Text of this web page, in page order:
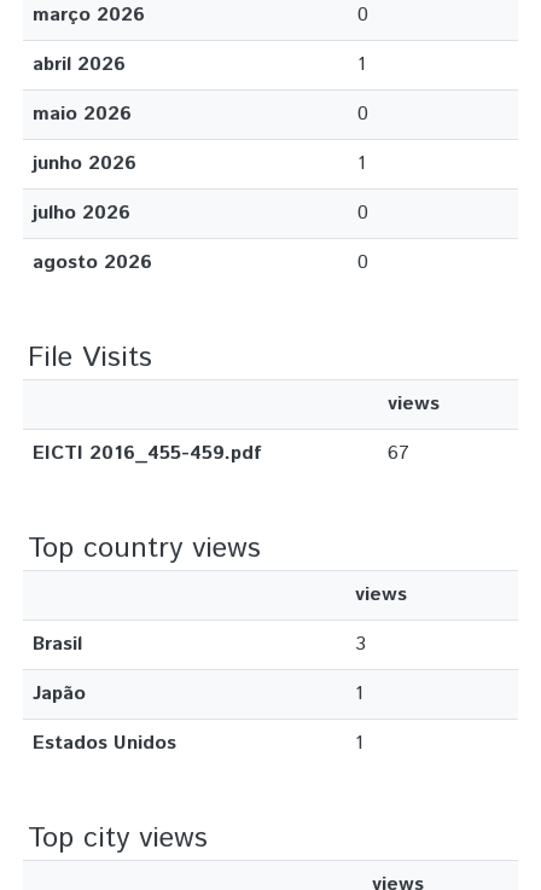
março 2026
0
abril 2026
1
maio 2026
0
junho 2026
1
julho 2026
0
agosto 2026
0
File Visits
views
EICTI 2016_455-459.pdf
67
Top country views
views
Brasil
3
Japão
1
Estados Unidos
1
Top city views